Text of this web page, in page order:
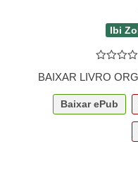
Ibi
BAIXAR LIVRO
Baixar ePub